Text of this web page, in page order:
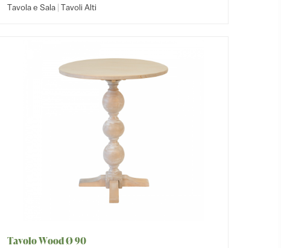
Tavola e Sala | Tavoli Alti
Tavolo Wood Ø 90